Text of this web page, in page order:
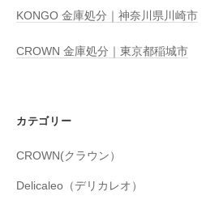
KONGO 金庫処分｜神奈川県川崎市
CROWN 金庫処分｜東京都稲城市
カテゴリー
CROWN(クラウン）
Delicaleo（デリカレオ）